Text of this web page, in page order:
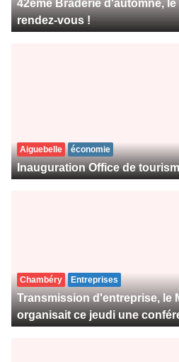
42ème Braderie d'automne,
rendez-vous !
Aiguebelle économie
Inauguration Office de
Chambéry Entreprises
Transmission d'entreprise, le
organisait ce jeudi une